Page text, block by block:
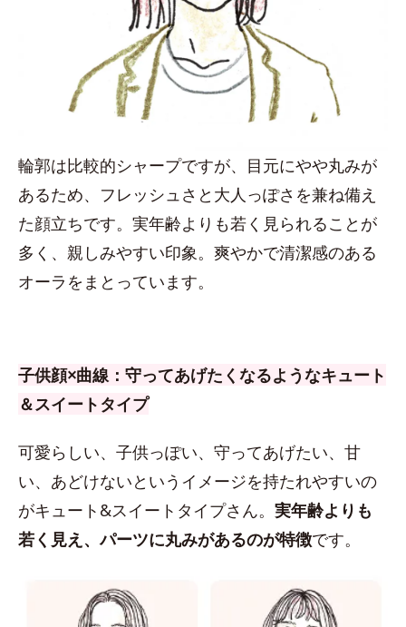
輪郭は比較的シャープですが、目元にやや丸みが
あるため、フレッシュさと大人っぽさを兼ね備え
た顔立ちです。実年齢よりも若く見られることが
多く、親しみやすい印象。爽やかで清潔感のある
オーラをまとっています。
子供顔×曲線：守ってあげたくなるようなキュート
＆スイートタイプ
可愛らしい、子供っぽい、守ってあげたい、甘
い、あどけないというイメージを持たれやすいの
がキュート&スイートタイプさん。 実年齢よりも
若く見え、パーツに丸みがあるのが特徴です。